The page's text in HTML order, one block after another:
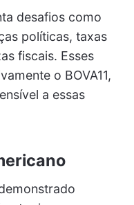
desafios como
políticas, taxas
fiscais. Esses
o BOVA11,
a essas